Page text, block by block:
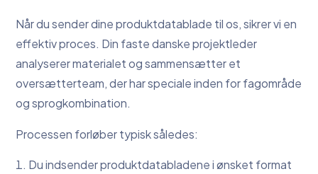
Når du sender dine produktdatablade til os, sikrer vi en
effektiv proces. Din faste danske projektleder
analyserer materialet og sammensætter et
oversætterteam, der har speciale inden for fagområde
og sprogkombination.
Processen forløber typisk således:
Du indsender produktdatabladene i ønsket format